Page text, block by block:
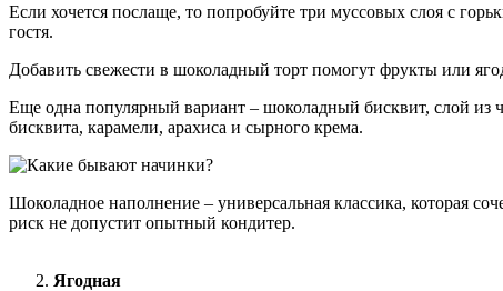
Если хочется послаще, то попробуйте три муссовых слоя с
гостя.
Добавить свежести в шоколадный торт помогут фрукты или
Еще одна популярный вариант – шоколадный бисквит, слой из
бисквита, карамели, арахиса и сырного крема.
Шоколадное наполнение – универсальная классика, которая
риск не допустит опытный кондитер.
Ягодная